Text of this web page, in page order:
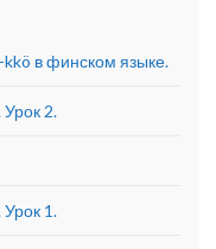
в финском языке.
2.
1.